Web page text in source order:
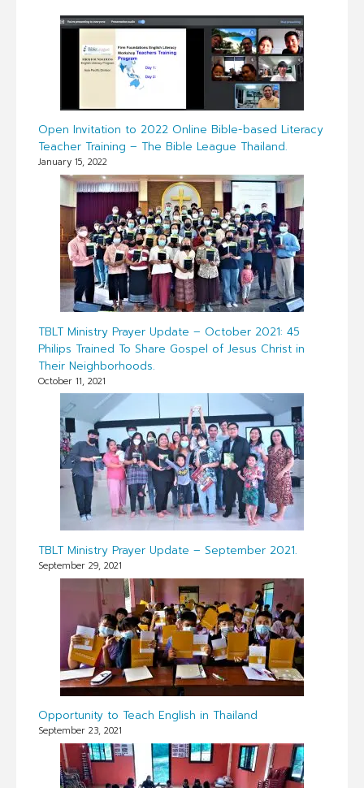
Open Invitation to 2022 Online Bible-based Literacy
Teacher Training – The Bible League Thailand.
January 15, 2022
TBLT Ministry Prayer Update – October 2021: 45
Philips Trained To Share Gospel of Jesus Christ in
Their Neighborhoods.
October 11, 2021
TBLT Ministry Prayer Update – September 2021.
September 29, 2021
Opportunity to Teach English in Thailand
September 23, 2021